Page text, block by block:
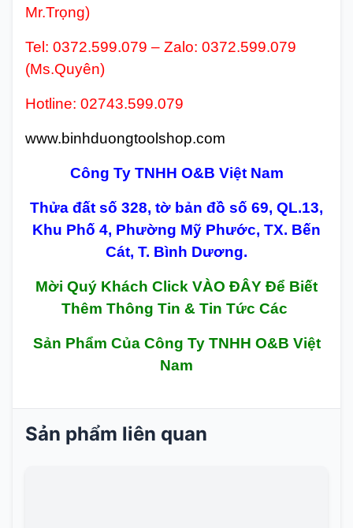
Mr.Trọng)
Tel: 0372.599.079 – Zalo: 0372.599.079
(Ms.Quyên)
Hotline: 02743.599.079
www.binhduongtoolshop.com
Công Ty TNHH O&B Việt Nam
Thửa đất số 328, tờ bản đồ số 69, QL.13,
Khu Phố 4, Phường Mỹ Phước, TX. Bến
Cát, T. Bình Dương.
Mời Quý Khách Click VÀO ĐÂY Để Biết
Thêm Thông Tin & Tin Tức Các
Sản Phẩm Của Công Ty TNHH O&B Việt
Nam
Sản phẩm liên quan